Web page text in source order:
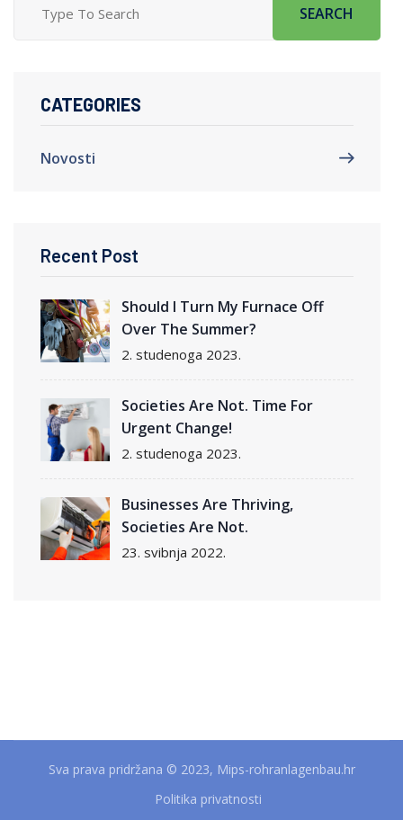
SEARCH
CATEGORIES
Novosti
Recent Post
Should I Turn My Furnace Off
Over The Summer?
2. studenoga 2023.
Societies Are Not. Time For
Urgent Change!
2. studenoga 2023.
Businesses Are Thriving,
Societies Are Not.
23. svibnja 2022.
Sva prava pridržana © 2023, Mips-rohranlagenbau.hr
Politika privatnosti